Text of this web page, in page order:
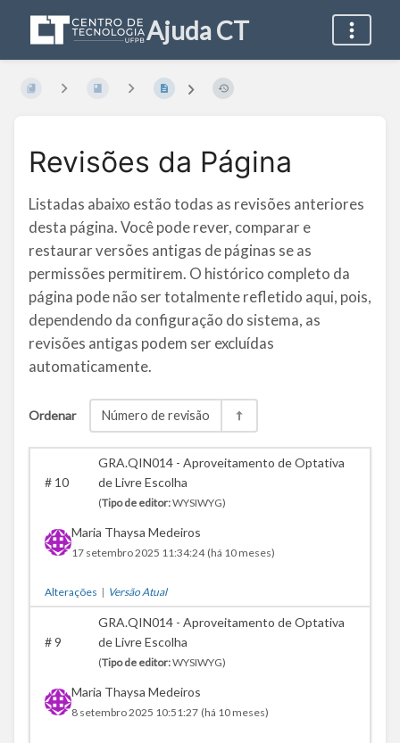
Ajuda CT
Revisões da Página
Listadas abaixo estão todas as revisões anteriores
desta página. Você pode rever, comparar e
restaurar versões antigas de páginas se as
permissões permitirem. O histórico completo da
página pode não ser totalmente refletido aqui, pois,
dependendo da configuração do sistema, as
revisões antigas podem ser excluídas
automaticamente.
Ordenar Número de revisão
#10
GRA.QIN014 - Aproveitamento de Optativa
de Livre Escolha
(Tipo de editor:WYSIWYG)
Maria Thaysa Medeiros
17 setembro 2025 11:34:24 (há 10 meses)
Alterações | Versão Atual
#9
GRA.QIN014 - Aproveitamento de Optativa
de Livre Escolha
(Tipo de editor:WYSIWYG)
Maria Thaysa Medeiros
8 setembro 2025 10:51:27 (há 10 meses)